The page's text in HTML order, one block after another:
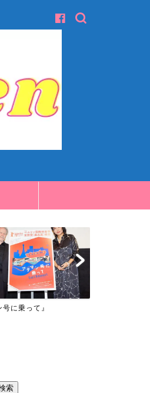
オハザード：デスアイラン
索